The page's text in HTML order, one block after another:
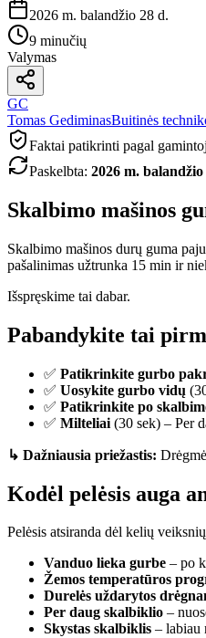
2026 m. balandžio 28 d.
9 minučių
Valymas
GC
Tomas GediminasBuitinės
Faktai patikrinti pagal
Paskelbta: 2026 m. balandžio
Skalbimo mašinos
Skalbimo mašinos durų guma
pašalinimas užtrunka 15 min ir
Išspręskime tai dabar.
Pabandykite tai
✅ Patikrinkite gurbo
✅ Uosykite gurbo vidų
✅ Patikrinkite po
✅ Milteliai (30 sek) – Per
↳ Dažniausia priežastis:
Kodėl pelėsis auga
Pelėsis atsiranda dėl kelių
Vanduo lieka gurbe – po
Žemos temperatūros
Durelės uždarytos
Per daug skalbiklio –
Skystas skalbiklis – labiau